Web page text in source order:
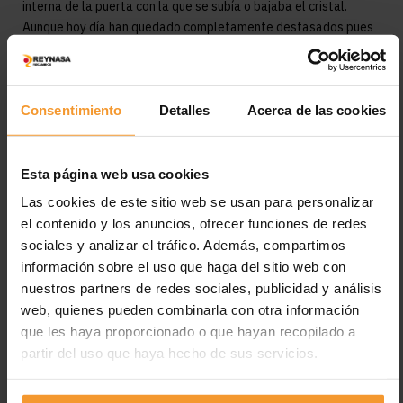
Consentimiento Detalles Acerca de las cookies
Esta página web usa cookies
Las cookies de este sitio web se usan para personalizar
el contenido y los anuncios, ofrecer funciones de redes
sociales y analizar el tráfico. Además, compartimos
información sobre el uso que haga del sitio web con
nuestros partners de redes sociales, publicidad y análisis
web, quienes pueden combinarla con otra información
que les haya proporcionado o que hayan recopilado a
partir del uso que haya hecho de sus servicios.
interna de la puerta con la que se subía o bajaba el cristal.
Aunque hoy día han quedado completamente desfasados pues
los automóviles, por sencillos y baratos que sean, ya incorporan
las botoneras que permiten activar el mecanismo con un simple
botón, para mayor comodidad de los usuarios.
le ofrezca una alta resistencia al avance libre del cristal por el
carril, así como un sistema secuencial automático, con el que no
es necesario mantener pulsado el botón durante toda la subida
o bajada del vidrio.
Etiquetas: cristales elevalunas
elevalunas eléctricos
evolución